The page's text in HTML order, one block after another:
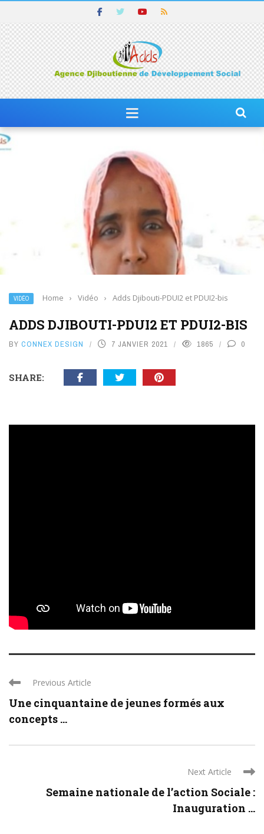
VIDÉO Home › Vidéo › Adds Djibouti-PDUI2 et PDUI2-bis
ADDS DJIBOUTI-PDUI2 ET PDUI2-BIS
BY CONNEX DESIGN 7 JANVIER 2021 1865 0
SHARE:
Previous Article
Une cinquantaine de jeunes formés aux
concepts ...
Next Article
Semaine nationale de l’action Sociale :
Inauguration ...